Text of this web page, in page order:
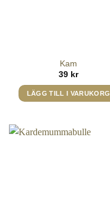
Kam
39 kr
LÄGG TILL I VARUKORG